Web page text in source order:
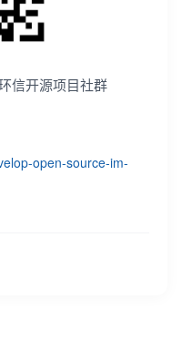
信开源项目社群
open-source-im-